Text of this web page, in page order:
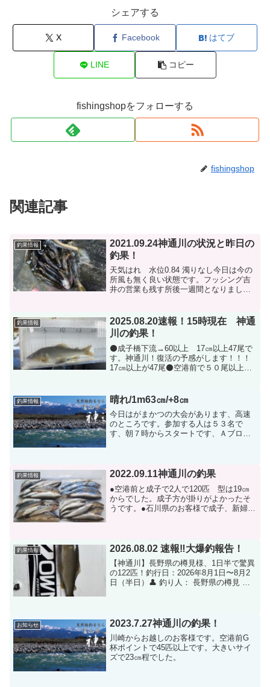
シェアする
X Facebook はてブ
LINE コピー
fishingshopをフォローする
fishingshop
関連記事
釣果情報
2021.09.24神通川の状況と昨日の
釣果！
天気はれ 水位0.84 濁りなし今日は今の
所風も無く良い状態です。フッシング吉
井の営業も残す所後一週間となりまし
大橋下流20匹〜30匹、新婦大橋も場所む
らあり厳しく15...
釣果情報
2025.08.20速報！15時現在 神通
川の釣果！
⚫️成子橋下流→60以上 17㎝以上47尾で
す。神通川！復活の予感がします！！！
17㎝以上が47尾⚫️空港前で５０尾以上で
釣果情報 晴れ/1m63㎝/+8㎝
今日はがまかつの大会があります、高速
のところです。参加する人は５３名で
す、朝７時からスタートです、Ａブロッ
尾数は３７尾です。２回戦は...
釣果情報 2022.09.11神通川の釣果
●空港前と成子で2人で120匹 型は19㎝
からでした。成子方が掛りがよかったそ
うです。●石川県のお客様で成子、新婦大
はり19...
釣果情報 2026.08.02 速報‼︎大爆釣報告！
【神通川】長野県の樽見様、1日半で驚異
の122匹！釣行日：2026年8月1日〜8月2
日（半日）👤 釣り人： 長野県の樽見 様
お知らせ 2023.7.27神通川の釣果！
川崎からお越しのお客様です。空港前G
杯ポイントで45匹以上です。大きいサイ
ズで23㎝程でした。